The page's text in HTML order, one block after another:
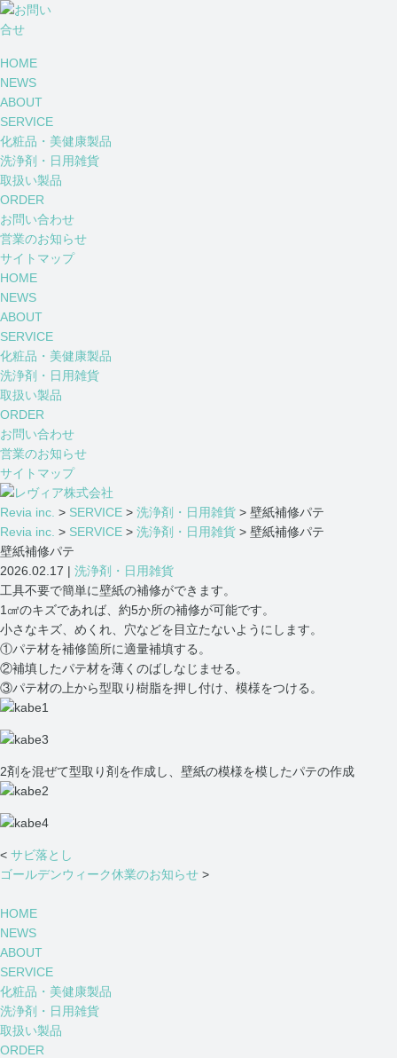
HOME
NEWS
ABOUT
SERVICE
化粧品・美健康製品
洗浄剤・日用雑貨
取扱い製品
ORDER
お問い合わせ
営業のお知らせ
サイトマップ
HOME
NEWS
ABOUT
SERVICE
化粧品・美健康製品
洗浄剤・日用雑貨
取扱い製品
ORDER
お問い合わせ
営業のお知らせ
サイトマップ
Revia inc. > SERVICE > 洗浄剤・日用雑貨 > 壁紙補修パテ
Revia inc. > SERVICE > 洗浄剤・日用雑貨 > 壁紙補修パテ
壁紙補修パテ
2026.02.17 | 洗浄剤・日用雑貨
工具不要で簡単に壁紙の補修ができます。
1㎠のキズであれば、約5か所の補修が可能です。
小さなキズ、めくれ、穴などを目立たないようにします。
①パテ材を補修箇所に適量補填する。
②補填したパテ材を薄くのばしなじませる。
③パテ材の上から型取り樹脂を押し付け、模様をつける。
2剤を混ぜて型取り剤を作成し、壁紙の模様を模したパテの作成
< サビ落とし
ゴールデンウィーク休業のお知らせ >
HOME
NEWS
ABOUT
SERVICE
化粧品・美健康製品
洗浄剤・日用雑貨
取扱い製品
ORDER